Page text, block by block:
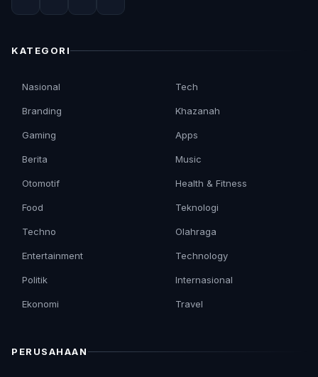
KATEGORI
Nasional
Branding
Gaming
Berita
Otomotif
Tech
Khazanah
Apps
Music
Health & Fitness
Food
Techno
Entertainment
Politik
Ekonomi
Teknologi
Olahraga
Technology
Internasional
Travel
PERUSAHAAN